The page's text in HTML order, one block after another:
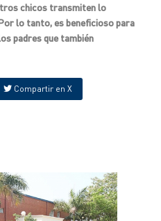
chicos transmiten lo
lo tanto, es beneficioso para
padres que también
Compartir en X